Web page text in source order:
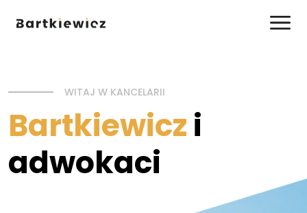
WITAJ W KANCELARII
Bartkiewiczi
adwokaci